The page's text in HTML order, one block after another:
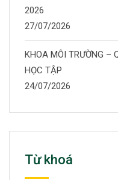
2026
27/07/2026
KHOA MÔI TRƯỜNG –
HỌC TẬP
24/07/2026
Từ khoá